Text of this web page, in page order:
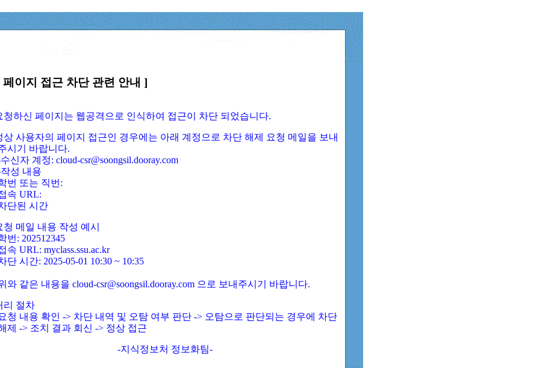
페이지 접근 차단 관련 안내 ]
청하신 페이지는 웹공격으로 인식하여 접근이 차단 되었습니다.
상 사용자의 페이지 접근인 경우에는 아래 계정으로 차단 해제 요청 메일을 보내
시기 바랍니다.
신자 계정: cloud-csr@soongsil.dooray.com
성 내용
번 또는 직번:
속 URL:
단된 시간
청 메일 내용 작성 예시
번: 202512345
속 URL: myclass.ssu.ac.kr
단 시간: 2025-05-01 10:30 ~ 10:35
와 같은 내용을 cloud-csr@soongsil.dooray.com 으로 보내주시기 바랍니다.
리 절차
청 내용 확인 -> 차단 내역 및 오탐 여부 판단 -> 오탐으로 판단되는 경우에 차단
제 -> 조치 결과 회신 -> 정상 접근
-지식정보처 정보화팀-